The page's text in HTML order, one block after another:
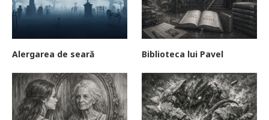
Alergarea de seară Biblioteca lui Pavel